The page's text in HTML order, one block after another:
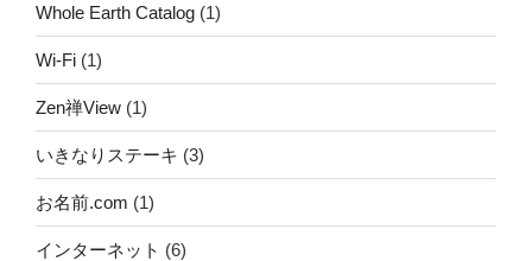
Whole Earth Catalog (1)
Wi-Fi (1)
Zen禅View (1)
いきなりステーキ (3)
お名前.com (1)
インターネット (6)